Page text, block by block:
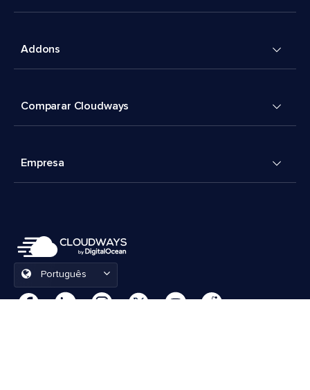
Addons
Comparar Cloudways
Empresa
Português